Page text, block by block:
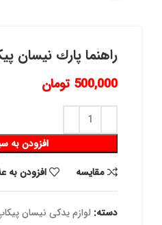
راهنما پارك نیسان
500,000 تومان
افزودن به
مقايسه
افزودن به
دسته: لوازم یدکی نیسان